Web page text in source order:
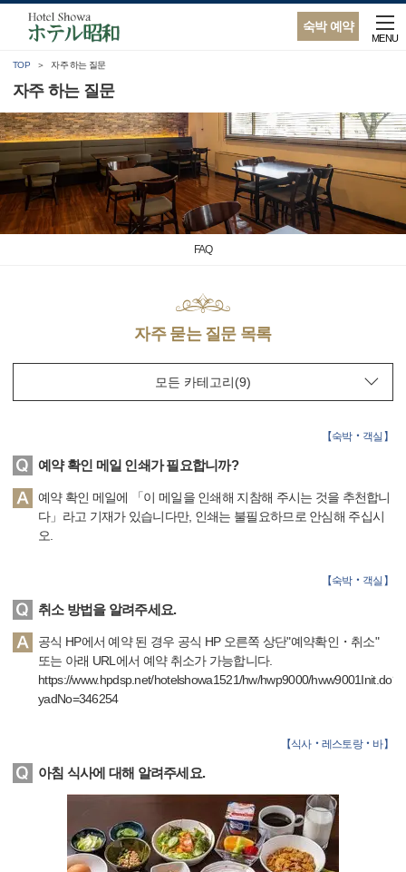
숙박 예약
MENU
TOP 자주 하는 질문
자주 하는 질문
FAQ
자주 묻는 질문 목록
【숙박‧객실 】
예약 확인 메일 인쇄가 필요합니까?
예약 확인 메일에 「이 메일을 인쇄해 지참해 주시는 것을 추천합니
다」라고 기재가 있습니다만, 인쇄는 불필요하므로 안심해 주십시
오.
【숙박‧객실 】
취소 방법을 알려주세요.
공식 HP에서 예약 된 경우 공식 HP 오른쪽 상단"예약확인・취소"
또는 아래 URL에서 예약 취소가 가능합니다.
https://www.hpdsp.net/hotelshowa1521/hw/hwp9000/hww9001Init.do?
yadNo=346254
【식사‧레스토랑‧바】
아침 식사에 대해 알려주세요.